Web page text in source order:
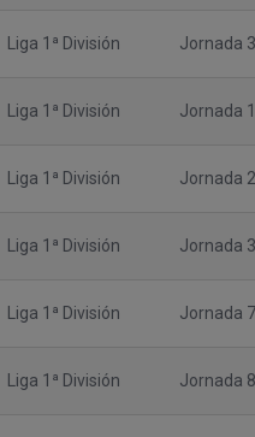
Liga 1ª División Jornada
Liga 1ª División Jornada 1
Liga 1ª División Jornada 2
Liga 1ª División Jornada 3
Liga 1ª División Jornada 7
Liga 1ª División Jornada 8